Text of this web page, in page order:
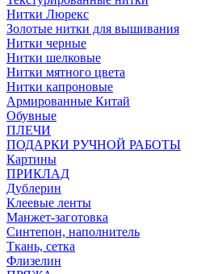
Нитки Люрекс
Золотые нитки для вышивания
Нитки черные
Нитки шелковые
Нитки мятного цвета
Нитки капроновые
Армированные Китай
Обувные
ПЛЕЧИ
ПОДАРКИ РУЧНОЙ РАБОТЫ
Картины
ПРИКЛАД
Дублерин
Клеевые ленты
Манжет-заготовка
Синтепон, наполнитель
Ткань, сетка
Флизелин